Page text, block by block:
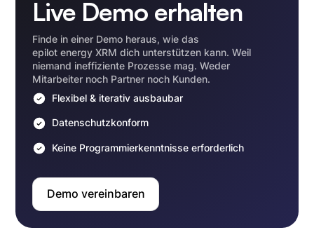
Live Demo erhalten
Finde in einer Demo heraus, wie das
epilot energy XRM dich unterstützen kann. Weil
niemand ineffiziente Prozesse mag. Weder
Mitarbeiter noch Partner noch Kunden.
Flexibel & iterativ ausbaubar
Datenschutzkonform
Keine Programmierkenntnisse erforderlich
Demo vereinbaren